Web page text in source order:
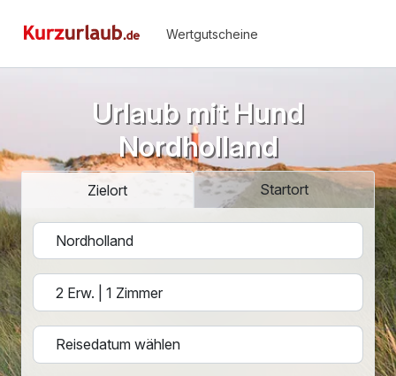
Wertgutscheine
Urlaub mit Hund
Nordholland
Zielort Startort